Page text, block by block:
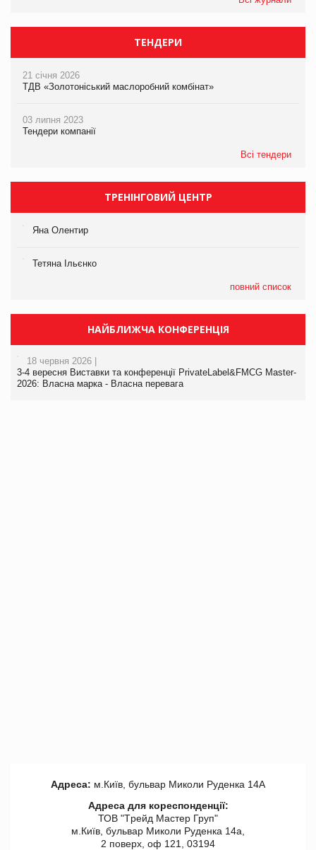
ТЕНДЕРИ
21 січня 2026
ТДВ «Золотоніський маслоробний комбінат»
03 липня 2023
Тендери компанії
Всі тендери
ТРЕНІНГОВИЙ ЦЕНТР
Яна Олентир
Тетяна Ільєнко
повний список
НАЙБЛИЖЧА КОНФЕРЕНЦІЯ
18 червня 2026 |
3-4 вересня Виставки та конференції PrivateLabel&FMCG Master-
2026: Власна марка - Власна перевага
Адреса: м.Київ, бульвар Миколи Руденка 14А
Адреса для кореспонденції:
ТОВ "Tрейд Мастер Груп"
м.Київ, бульвар Миколи Руденка 14а,
2 поверх, оф 121, 03194